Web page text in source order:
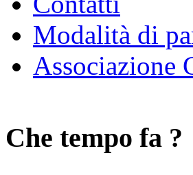
Modalità di
Associazione
Che tempo fa ?